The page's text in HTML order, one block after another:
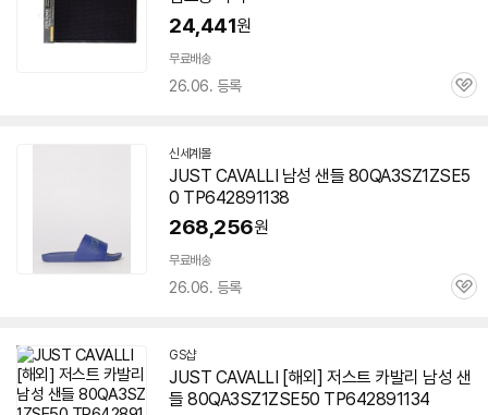
24,441원
무료배송
26.06. 등록
관
신세계몰
JUST CAVALLI 남성 샌들 80QA3SZ1ZSE5
0 TP642891138
268,256원
무료배송
26.06. 등록
관
GS샵
JUST CAVALLI [해외] 저스트 카발리 남성 샌
들 80QA3SZ1ZSE50 TP642891134